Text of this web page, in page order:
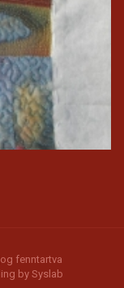
fenntartva
by Syslab